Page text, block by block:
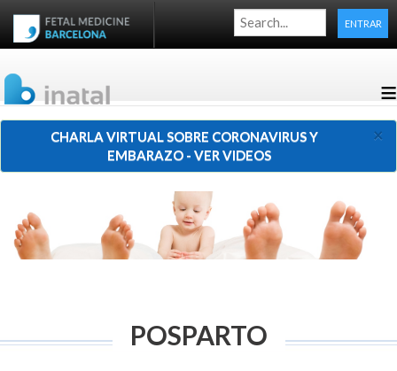
≡
ENTRAR
×
CHARLA VIRTUAL SOBRE CORONAVIRUS Y
EMBARAZO - VER VIDEOS
POSPARTO